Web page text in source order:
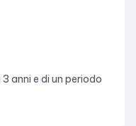
anni e di un periodo